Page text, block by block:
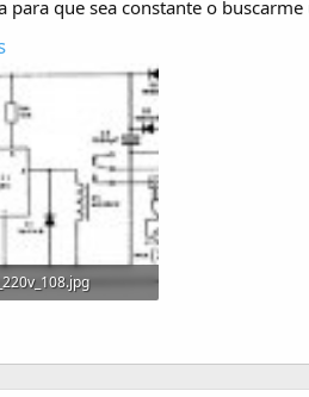
para que sea constante o